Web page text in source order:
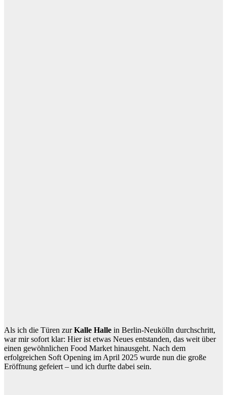
Als ich die Türen zurKalle Halle in Berlin-Neukölln durchschritt,
war mir sofort klar: Hier ist etwas Neues entstanden, das weit über
einen gewöhnlichen Food Market hinausgeht. Nach dem
erfolgreichen Soft Opening im April 2025 wurde nun die große
Eröffnung gefeiert – und ich durfte dabei sein.